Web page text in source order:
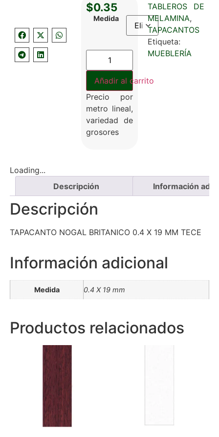
$0.35
Medida
Añadir al carrito
Precio por
metro lineal,
variedad de
grosores
TABLEROS DE
MELAMINA,
TAPACANTOS
Etiqueta:
MUEBLERÍA
Loading...
Descripción
Información
Descripción
TAPACANTO NOGAL BRITANICO 0.4 X 19 MM TECE
Información adicional
Medida 0.4 X 19 mm
Productos relacionados